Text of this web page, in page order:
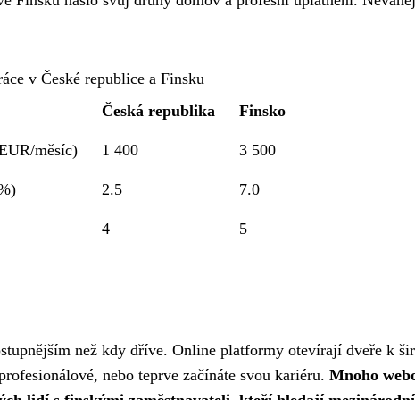
v České republice a Finsku
Česká republika Finsko
měsíc) 1 400 3 500
2.5 7.0
4 5
než kdy dříve. Online platformy otevírají dveře k
nebo teprve začínáte svou kariéru. Mnoho